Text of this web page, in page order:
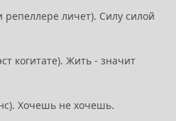
личет). Силу силой
когитате). Жить - значит
Хочешь не хочешь.